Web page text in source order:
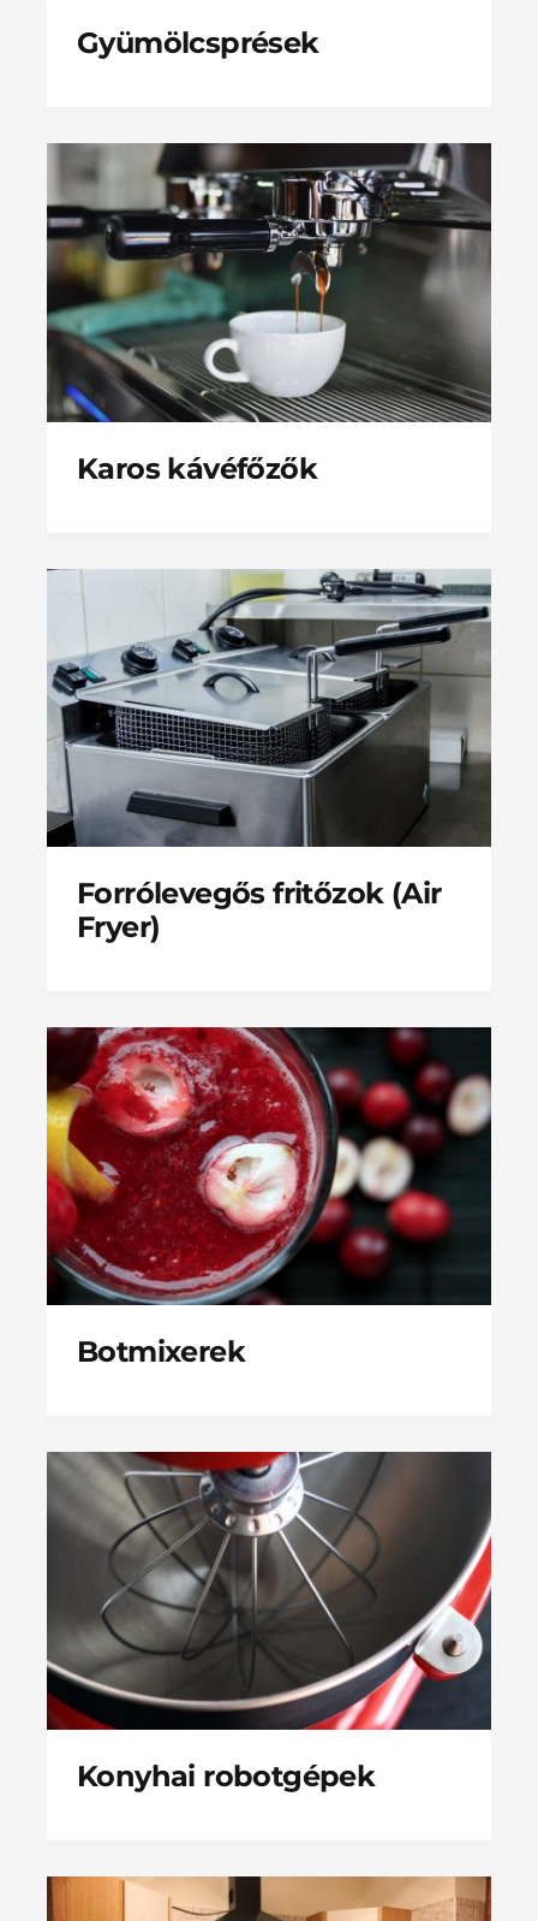
Gyümölcsprések
Karos kávéfőzők
Forrólevegős fritőzok (Air
Fryer)
Botmixerek
Konyhai robotgépek